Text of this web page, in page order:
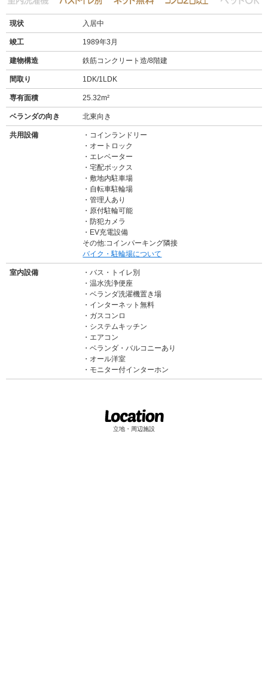
現状 入居中
竣工 1989年3月
建物構造 鉄筋コンクリート造/8階建
間取り 1DK/1LDK
専有面積 25.32m²
ベランダの向き 北東向き
共用設備
コインランドリー
オートロック
エレベーター
宅配ボックス
敷地内駐車場
自転車駐輪場
管理人あり
原付駐輪可能
防犯カメラ
EV充電設備
その他:コインパーキング隣接
バイク・駐輪場について
室内設備
バス・トイレ別
温水洗浄便座
ベランダ洗濯機置き場
インターネット無料
ガスコンロ
システムキッチン
エアコン
ベランダ・バルコニーあり
オール洋室
モニター付インターホン
立地・周辺施設